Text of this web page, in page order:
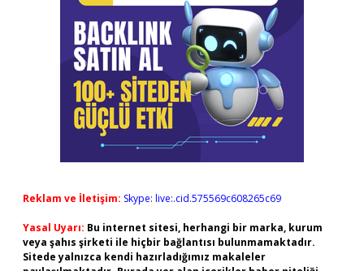
Reklam ve İletişim: Skype: live:.cid.575569c608265c69
Yasal Uyarı: Bu internet sitesi, herhangi bir marka, kurum
veya şahıs şirketi ile hiçbir bağlantısı bulunmamaktadır.
Sitede yalnızca kendi hazırladığımız makaleler